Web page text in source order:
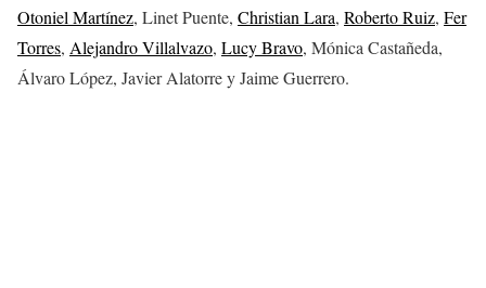
Otoniel Martínez, Linet Puente, Christian Lara, Roberto Ruiz, Fer
Torres, Alejandro Villalvazo, Lucy Bravo, Mónica Castañeda,
Álvaro López, Javier Alatorre y Jaime Guerrero.